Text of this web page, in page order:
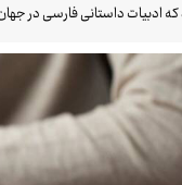
ادبیات داستانی فارسی در